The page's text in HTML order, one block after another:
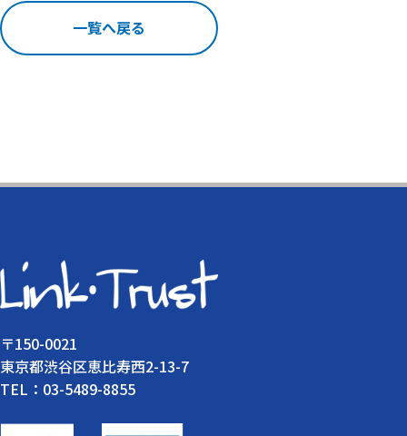
一覧へ戻る
〒150-0021
東京都渋谷区恵比寿西2-13-7
TEL：03-5489-8855